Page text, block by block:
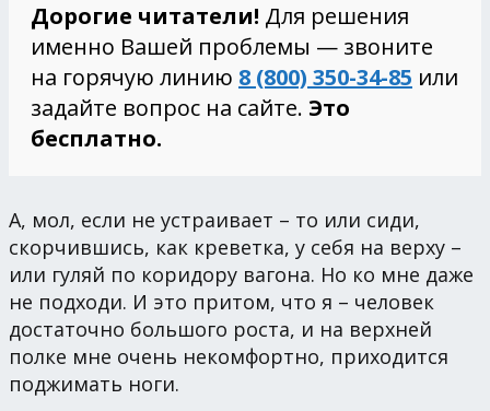
Дорогие читатели! Для решения
именно Вашей проблемы — звоните
на горячую линию 8 (800) 350-34-85 или
задайте вопрос на сайте. Это
бесплатно.
А, мол, если не устраивает – то или сиди,
скорчившись, как креветка, у себя на верху –
или гуляй по коридору вагона. Но ко мне даже
не подходи. И это притом, что я – человек
достаточно большого роста, и на верхней
полке мне очень некомфортно, приходится
поджимать ноги.